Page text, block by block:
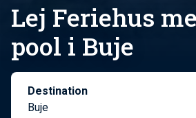
Lej Feriehus
pool i Buje
Destination
Buje